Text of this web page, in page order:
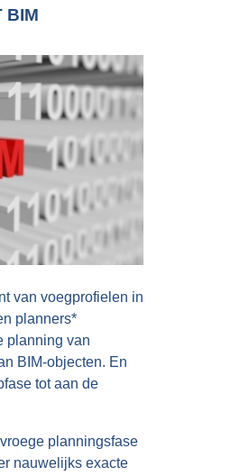
BIM
van voegprofielen in
planners*
planning van
BIM-objecten. En
tot aan de
planningsfase
nauwelijks exacte